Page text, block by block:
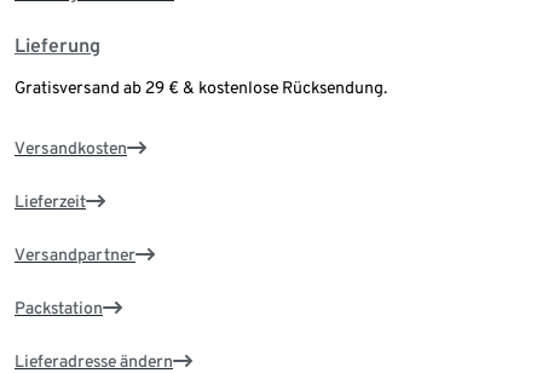
Lieferung
Gratisversand ab 29 € & kostenlose Rücksendung.
Versandkosten
Lieferzeit
Versandpartner
Packstation
Lieferadresse ändern